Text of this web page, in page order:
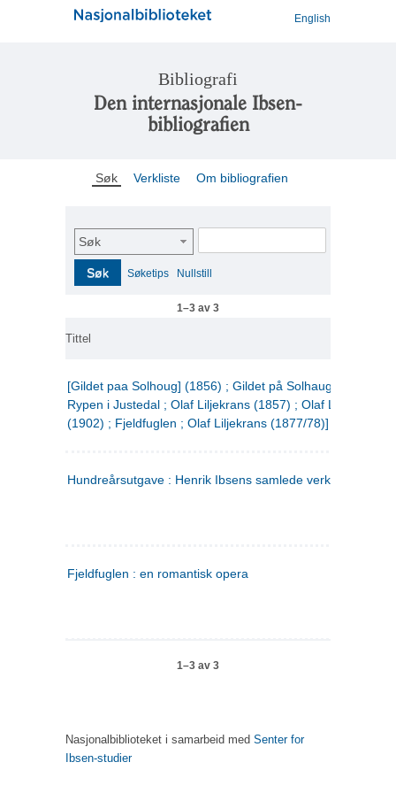
English
Bibliografi
Den internasjonale Ibsen-
bibliografien
Søk Verkliste Om bibliografien
Søk
Søk Søketips Nullstill
1–3 av 3
Tittel
[Gildet paa Solhoug] (1856) ; Gildet på Solhaug (1883) ;
Rypen i Justedal ; Olaf Liljekrans (1857) ; Olaf Liljekrans
(1902) ; Fjeldfuglen ; Olaf Liljekrans (1877/78)]
Hundreårsutgave : Henrik Ibsens samlede verker. 3
Fjeldfuglen : en romantisk opera
1–3 av 3
Nasjonalbiblioteket i samarbeid med Senter for
Ibsen-studier